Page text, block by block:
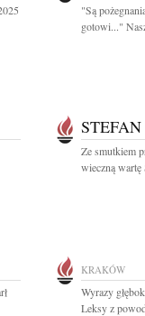
"Są
gotowi..."
Ze smutkiem
wieczną
KRAKÓW
Wyrazy
Leksy z